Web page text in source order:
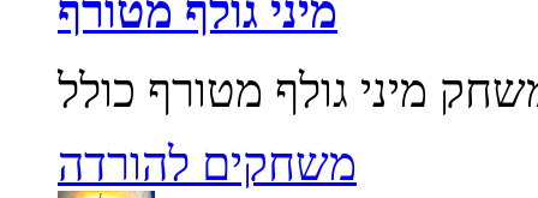
מיני גולף מטורף
משחקים להורדה